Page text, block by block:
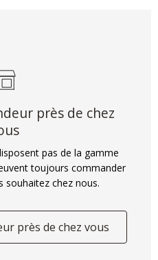
près de chez
pas de la gamme
toujours commander
souhaitez chez nous.
près de chez vous